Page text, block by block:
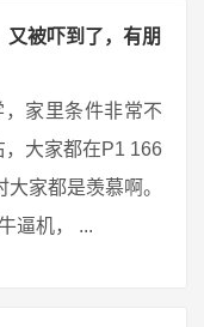
被吓到了，有朋
家里条件非常不
大家都在P1 166
家都是羡慕啊。
逼机， ...